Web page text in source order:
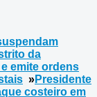
da
emite ordens
»Presidente
costeiro em